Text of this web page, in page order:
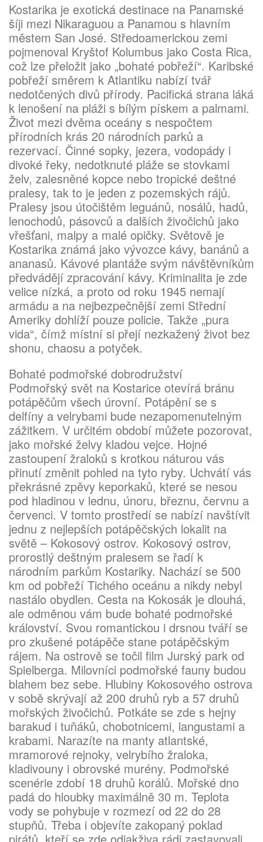
Kostarika je exotická destinace na Panamské
šíji mezi Nikaraguou a Panamou s hlavním
městem San José. Středoamerickou zemi
pojmenoval Kryštof Kolumbus jako Costa Rica,
což lze přeložit jako „bohaté pobřeží“. Karibské
pobřeží směrem k Atlantiku nabízí tvář
nedotčených divů přírody. Pacifická strana láká
k lenošení na pláži s bílým pískem a palmami.
Život mezi dvěma oceány s nespočtem
přírodních krás 20 národních parků a
rezervací. Činné sopky, jezera, vodopády i
divoké řeky, nedotknuté pláže se stovkami
želv, zalesněné kopce nebo tropické deštné
pralesy, tak to je jeden z pozemských rájů.
Pralesy jsou útočištěm leguánů, nosálů, hadů,
lenochodů, pásovců a dalších živočichů jako
vřešťani, malpy a malé opičky. Světově je
Kostarika známá jako vývozce kávy, banánů a
ananasů. Kávové plantáže svým návštěvníkům
předvádějí zpracování kávy. Kriminalita je zde
velice nízká, a proto od roku 1945 nemají
armádu a na nejbezpečnější zemi Střední
Ameriky dohlíží pouze policie. Takže „pura
vida“, čímž místní si přejí nezkažený život bez
shonu, chaosu a potyček.
Bohaté podmořské dobrodružství
Podmořský svět na Kostarice otevírá bránu
potápěčům všech úrovní. Potápění se s
delfíny a velrybami bude nezapomenutelným
zážitkem. V určitém období můžete pozorovat,
jako mořské želvy kladou vejce. Hojné
zastoupení žraloků s krotkou náturou vás
přinutí změnit pohled na tyto ryby. Uchvátí vás
překrásné zpěvy keporkaků, které se nesou
pod hladinou v lednu, únoru, březnu, červnu a
červenci. V tomto prostředí se nabízí navštívit
jednu z nejlepších potápěčských lokalit na
světě – Kokosový ostrov. Kokosový ostrov,
prorostlý deštným pralesem se řadí k
národním parkům Kostariky. Nachází se 500
km od pobřeží Tichého oceánu a nikdy nebyl
nastálo obydlen. Cesta na Kokosák je dlouhá,
ale odměnou vám bude bohaté podmořské
království. Svou romantickou i drsnou tváří se
pro zkušené potápěče stane potápěčským
rájem. Na ostrově se točil film Jurský park od
Spielberga. Milovníci podmořské fauny budou
blahem bez sebe. Hlubiny Kokosového ostrova
v sobě skrývají až 200 druhů ryb a 57 druhů
mořských živočichů. Potkáte se zde s hejny
barakud i tuňáků, chobotnicemi, langustami a
krabami. Narazíte na manty atlantské,
mramorové rejnoky, velrybího žraloka,
kladivouny i obrovské murény. Podmořské
scenérie zdobí 18 druhů korálů. Mořské dno
padá do hloubky maximálně 30 m. Teplota
vody se pohybuje v rozmezí od 22 do 28
stupňů. Třeba i objevíte zakopaný poklad